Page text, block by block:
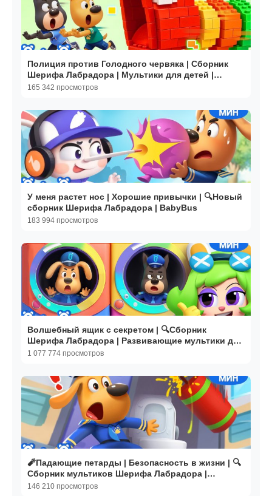
Полиция против Голодного червяка | Сборник
Шерифа Лабрадора | Мультики для детей |
BabyBus
165 342 просмотров
У меня растет нос | Хорошие привычки | 🔍Новый
сборник Шерифа Лабрадора | BabyBus
183 994 просмотров
Волшебный ящик с секретом | 🔍Сборник
Шерифа Лабрадора | Развивающие мультики для
детей | BabyBus
1 077 774 просмотров
🧨Падающие петарды | Безопасность в жизни | 🔍
Сборник мультиков Шерифа Лабрадора |
BabyBus
146 210 просмотров